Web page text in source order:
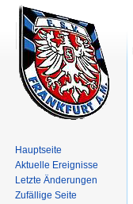
Hauptseite
Aktuelle Ereignisse
Letzte Änderungen
Zufällige Seite